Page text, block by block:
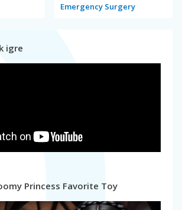
Emergency Surgery
igre
Princess Favorite Toy